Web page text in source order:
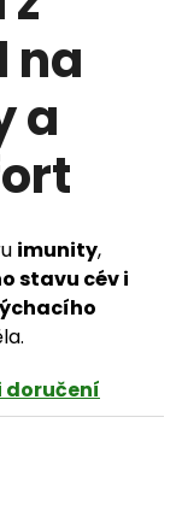
na
a
imunity,
stavu cév i
doručení